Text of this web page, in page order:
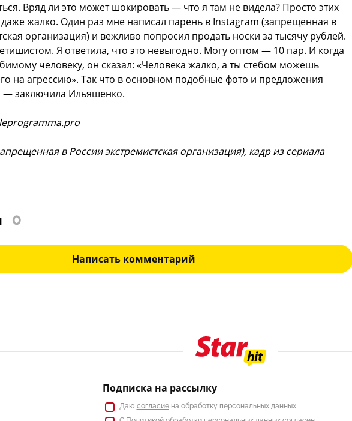
Вряд ли это может шокировать — что я там не видела? Просто этих
жалко. Один раз мне написал парень в Instagram (запрещенная в
организация) и вежливо попросил продать носки за тысячу рублей.
Я ответила, что это невыгодно. Могу оптом — 10 пар. И когда
человеку, он сказал: «Человека жалко, а ты стебом можешь
на агрессию». Так что в основном подобные фото и предложения
— заключила Ильяшенко.
в России экстремистская организация), кадр из сериала
0
Написать комментарий
Подписка на рассылку
Даю согласиена обработку персональных данных